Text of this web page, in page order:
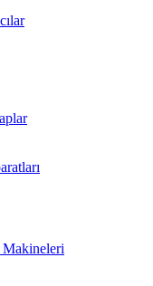
Makineleri